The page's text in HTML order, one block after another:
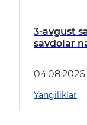
3-avgust
savdolar
04.08.2026
Yangiliklar